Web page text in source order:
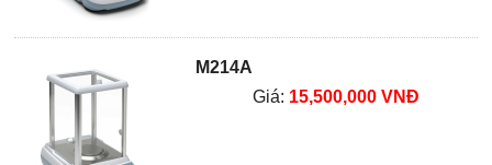
M214A
Giá: 15,500,000 VNĐ